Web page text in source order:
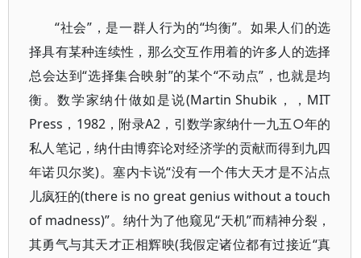
“社会”，是一群人行为的“均衡”。如果人们的选
择具有某种连续性，那么交互作用着的许多人的选择
总会达到“选择集合映射”的某个“不动点”，也就是均
衡。数学家纳什做如是说(Martin Shubik，，MIT
Press，1982，附录A2，引数学家纳什一九五○年的
私人笔记，纳什由博弈论对经济学的贡献而得到九四
年诺贝尔奖)。塞内卡说“没有一个伟大天才是不沾点
儿疯狂的(there is no great genius without a touch
of madness)”。纳什为了他窥见“天机”而精神分裂，
其勇气与其天才正相辉映(我假定诸位都有过接近“真